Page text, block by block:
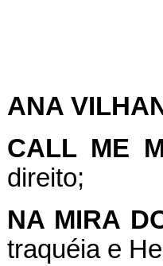
ANA
CALL ME
direito;
NA MIRA
traquéia e